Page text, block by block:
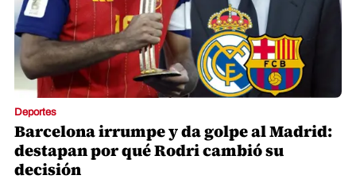
Deportes
Barcelona irrumpe y da golpe al Madrid:
destapan por qué Rodri cambió su
decisión